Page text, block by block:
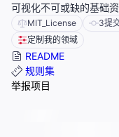
可视化不可或缺的基础
MIT_License 3提
定制我的领域
README
规则集
举报项目